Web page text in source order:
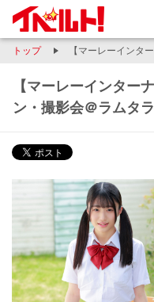
トップ 【マーレーインターナショ
【マーレーインター
ン・撮影会＠ラムタ